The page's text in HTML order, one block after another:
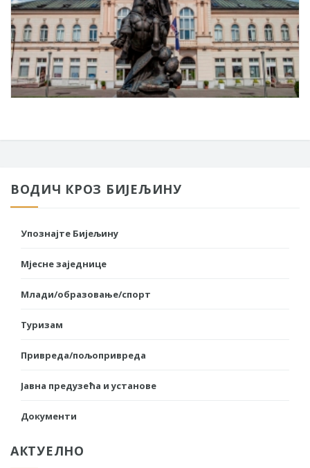
ВОДИЧ КРОЗ БИЈЕЉИНУ
Упознајте Бијељину
Мјесне заједнице
Млади/образовање/спорт
Туризам
Привреда/пољопривреда
Јавна предузећа и установе
Документи
АКТУЕЛНО